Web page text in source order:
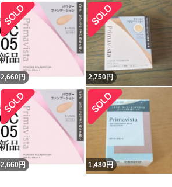
2,660 円 2,750円
2,660 円 1,480円